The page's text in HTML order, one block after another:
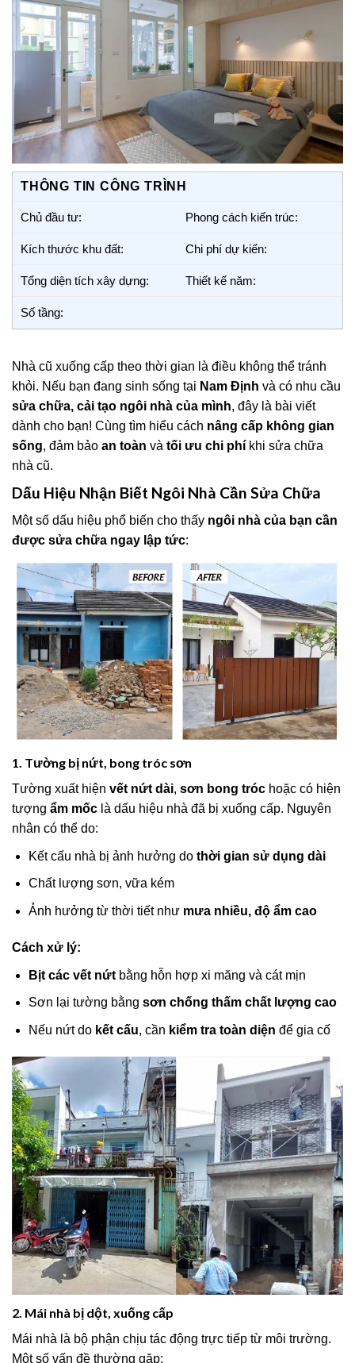
THÔNG TIN CÔNG TRÌNH
Chủ đầu tư: Phong cách kiến trúc:
Kích thước khu đất: Chi phí dự kiến:
Tổng diện tích xây dựng: Thiết kế năm:
Số tầng:
Nhà cũ xuống cấp theo thời gian là điều không thể tránh
khỏi. Nếu bạn đang sinh sống tại Nam Định và có nhu cầu
sửa chữa, cải tạo ngôi nhà của mình, đây là bài viết
dành cho bạn! Cùng tìm hiểu cách nâng cấp không gian
sống, đảm bảo an toàn và tối ưu chi phí khi sửa chữa
nhà cũ.
Dấu Hiệu Nhận Biết Ngôi Nhà Cần Sửa Chữa
Một số dấu hiệu phổ biến cho thấy ngôi nhà của bạn cần
được sửa chữa ngay lập tức:
1. Tường bị nứt, bong tróc sơn
Tường xuất hiện vết nứt dài, sơn bong tróc hoặc có hiện
tượng ẩm mốc là dấu hiệu nhà đã bị xuống cấp. Nguyên
nhân có thể do:
Kết cấu nhà bị ảnh hưởng do thời gian sử dụng dài
Chất lượng sơn, vữa kém
Ảnh hưởng từ thời tiết như mưa nhiều, độ ẩm cao
Cách xử lý:
Bịt các vết nứtbằng hỗn hợp xi măng và cát mịn
Sơn lại tường bằng sơn chống thấm chất lượng cao
Nếu nứt do kết cấu, cần kiểm tra toàn diện để gia cố
2. Mái nhà bị dột, xuống cấp
Mái nhà là bộ phận chịu tác động trực tiếp từ môi trường.
Một số vấn đề thường gặp: